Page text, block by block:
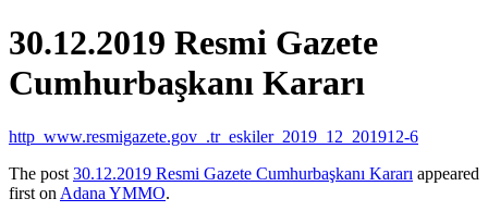
30.12.2019 Resmi Gazete
Cumhurbaşkanı Kararı
http_www.resmigazete.gov_.tr_eskiler_2019_12_201912-6
The post 30.12.2019 Resmi Gazete Cumhurbaşkanı Kararı appeared
first on Adana YMMO.